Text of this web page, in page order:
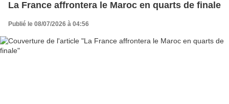
La France affrontera le Maroc en quarts de finale
Publié le 08/07/2026 à 04:56